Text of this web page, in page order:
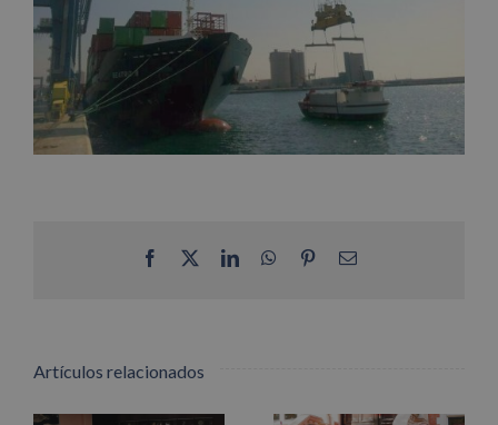
Facebook LinkedInWhatsApp
PinterestCorreo
Artículos relacionados